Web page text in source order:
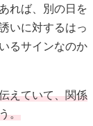
れば、別の日を
いに対するはっ
るサインなのか
えていて、関係
。